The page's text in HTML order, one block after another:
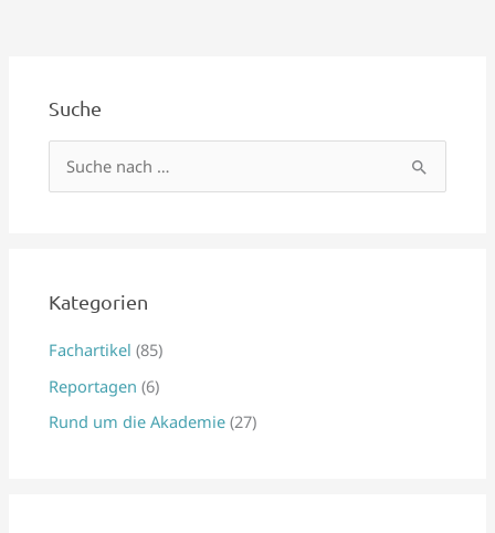
Suche
e
n
a
c
Kategorien
Fachartikel (85)
Reportagen (6)
Rund um die Akademie (27)